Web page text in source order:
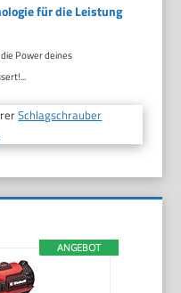
für die Leistung
Power deines
Schlagschrauber
ANGEBOT